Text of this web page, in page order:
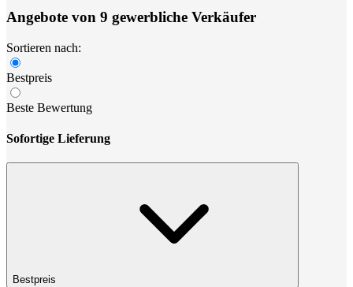
Angebote von 9 gewerbliche Verkäufer
Sortieren nach:
Bestpreis
Beste Bewertung
Sofortige Lieferung
Bestpreis